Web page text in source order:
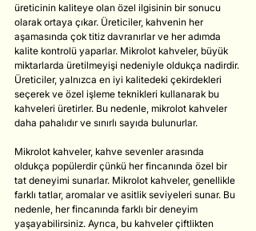
üreticinin kaliteye olan özel ilgisinin bir sonucu
olarak ortaya çıkar. Üreticiler, kahvenin her
aşamasında çok titiz davranırlar ve her adımda
kalite kontrolü yaparlar. Mikrolot kahveler, büyük
miktarlarda üretilmeyişi nedeniyle oldukça nadirdir.
Üreticiler, yalnızca en iyi kalitedeki çekirdekleri
seçerek ve özel işleme teknikleri kullanarak bu
kahveleri üretirler. Bu nedenle, mikrolot kahveler
daha pahalıdır ve sınırlı sayıda bulunurlar.
Mikrolot kahveler, kahve sevenler arasında
oldukça popülerdir çünkü her fincanında özel bir
tat deneyimi sunarlar. Mikrolot kahveler, genellikle
farklı tatlar, aromalar ve asitlik seviyeleri sunar. Bu
nedenle, her fincanında farklı bir deneyim
yaşayabilirsiniz. Ayrıca, bu kahveler çiftlikten